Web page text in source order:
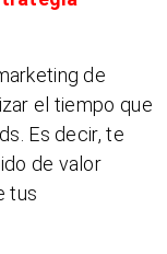
de
el tiempo que
Es decir, te
de valor
tus